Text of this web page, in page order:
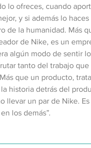
lo ofreces, cuando
y si además lo
de la humanidad. Más
de Nike, es un
algún modo de sentir
tanto del trabajo
que un producto,
historia detrás del
un par de Nike.
los demás”.